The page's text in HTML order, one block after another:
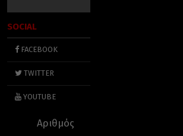
SOCIAL
FACEBOOK
TWITTER
YOUTUBE
Αριθμός